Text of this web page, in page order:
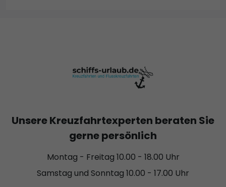
Unsere Kreuzfahrtexperten beraten Sie
gerne persönlich
Montag - Freitag 10.00 - 18.00 Uhr
Samstag und Sonntag 10.00 - 17.00 Uhr